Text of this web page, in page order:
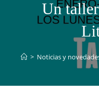
Un
> Noticias y